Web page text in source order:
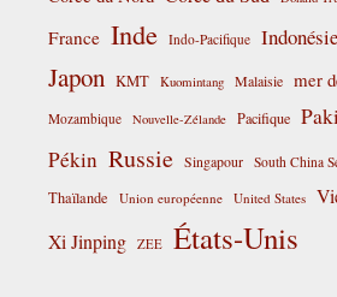
France Inde Indo-Pacifique Indonésie
Japon KMT Kuomintang Malaisie mer
Mozambique Nouvelle-Zélande Pacifique
Pékin Russie Singapour South China
Thaïlande Union européenne United States
Xi Jinping ZEE États-Unis